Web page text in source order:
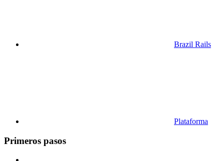
Brazil Rails
Plataforma
Primeros pasos